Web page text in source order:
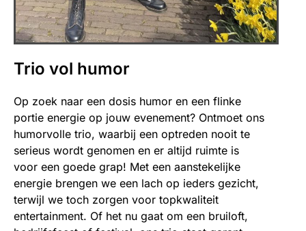
Trio vol humor
Op zoek naar een dosis humor en een flinke
portie energie op jouw evenement? Ontmoet ons
humorvolle trio, waarbij een optreden nooit te
serieus wordt genomen en er altijd ruimte is
voor een goede grap! Met een aanstekelijke
energie brengen we een lach op ieders gezicht,
terwijl we toch zorgen voor topkwaliteit
entertainment. Of het nu gaat om een bruiloft,